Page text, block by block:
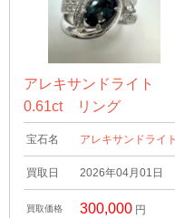
アレキサンドライト
0.61ct リング
宝石名 アレキサンドライト
買取日 2026年04月01日
買取価格 300,000 円